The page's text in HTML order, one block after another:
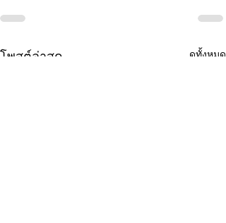
โพสต์ล่าสุด ดูทั้งหมด